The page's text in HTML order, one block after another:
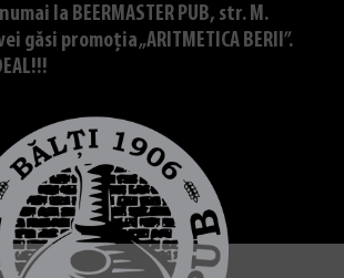
la BEERMASTER PUB, str. M.
găsi promoția „ARITMETICA BERII”.